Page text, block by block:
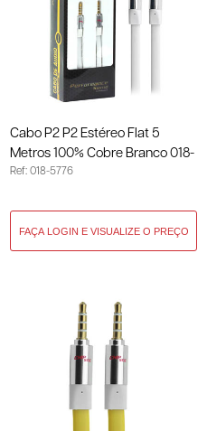
Cabo P2 P2 Estéreo Flat 5
Metros 100% Cobre Branco 018-
5776
Ref: 018-5776